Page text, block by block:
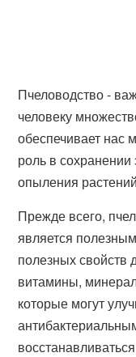
Пчеловодство -
человеку
обеспечивает нас
роль в сохранении
опыления
Прежде всего,
является
полезных свойств
витамины,
которые могут